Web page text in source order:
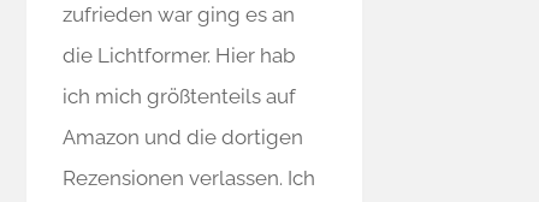
zufrieden war ging es an
die Lichtformer. Hier hab
ich mich größtenteils auf
Amazon und die dortigen
Rezensionen verlassen. Ich